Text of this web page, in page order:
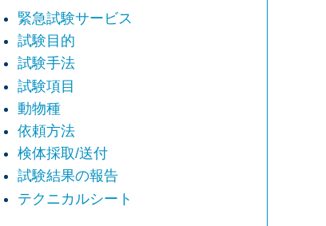
緊急試験サービス
試験目的
試験手法
試験項目
動物種
依頼方法
検体採取/送付
試験結果の報告
テクニカルシート